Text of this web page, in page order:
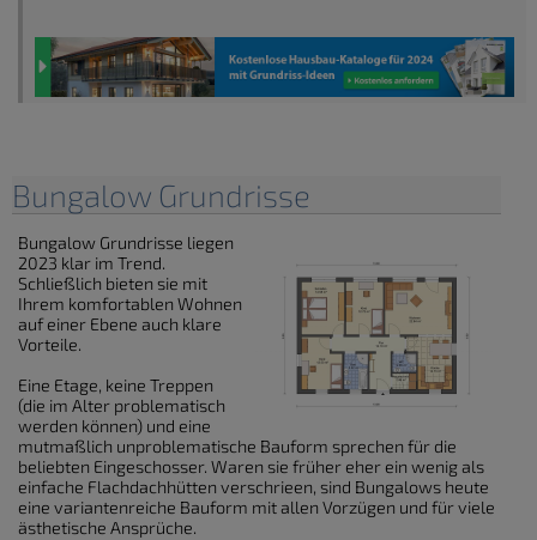
Bungalow Grundrisse
Bungalow Grundrisse liegen
2023 klar im Trend.
Schließlich bieten sie mit
Ihrem komfortablen Wohnen
auf einer Ebene auch klare
Vorteile.
Eine Etage, keine Treppen
(die im Alter problematisch
werden können) und eine
mutmaßlich unproblematische Bauform sprechen für die
beliebten Eingeschosser. Waren sie früher eher ein wenig als
einfache Flachdachhütten verschrieen, sind Bungalows heute
eine variantenreiche Bauform mit allen Vorzügen und für viele
ästhetische Ansprüche.